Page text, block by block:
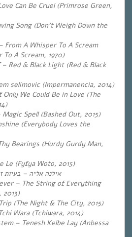
Can Be Cruel (Primrose Green,
Song (Don’t Weigh Down the
From A Whisper To A Scream
To A Scream, 1970)
Red & Black Light (Red & Black
selimovic (Impermanencia, 2014)
Only We Could Be in Love (The
Spell (Bashed Out, 2015)
(Everybody Loves the
Bearings (Hurdy Gurdy Man,
Le (Fyfya Woto, 2015)
אילנה אליה – בעיות
– The String of Everything
2013)
(The Night & The City, 2015)
Wara (Tchiwara, 2014)
– Tenesh Kelbe Lay (Anbessa